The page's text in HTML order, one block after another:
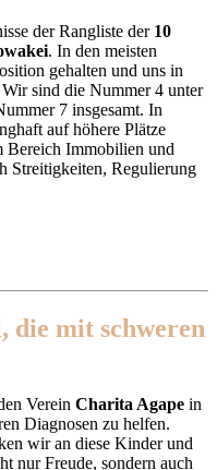
der Rangliste der 10
. In den meisten
gehalten und uns in
sind die Nummer 4 unter
7 insgesamt. In
auf höhere Plätze
Bereich Immobilien und
Streitigkeiten, Regulierung
die mit schweren
Verein Charita Agape in
Diagnosen zu helfen.
wir an diese Kinder und
nur Freude, sondern auch